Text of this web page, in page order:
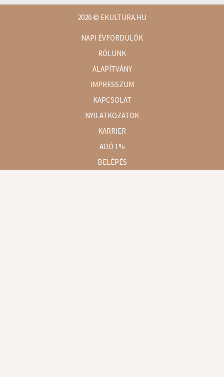
2026© EKULTURA.HU
NAPI ÉVFORDULÓK
RÓLUNK
ALAPÍTVÁNY
IMPRESSZUM
KAPCSOLAT
NYILATKOZATOK
KARRIER
ADÓ 1%
BELÉPÉS